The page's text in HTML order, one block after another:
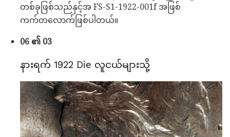
တစ်ခုဖြစ်သည်နှင့်အ FS-S1-1922-001f အဖြစ်
ကက်တလောက်ဖြစ်ပါတယ်။
06 ၏ 03
နားရက် 1922 Die လူငယ်များသို့